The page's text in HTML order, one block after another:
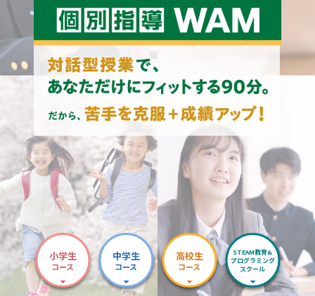
小学生
コース
中学生
コース
高校生
コース
STEAM教育&
プログラミング
スクール